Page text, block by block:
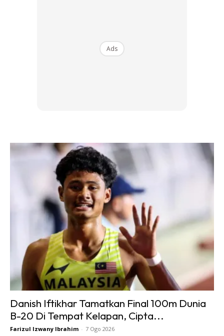
dan dipandang serong oleh
Ads
Filem yang dilakonkan oleh
Nadiya Nissa dan Namron serta
barisan pelakon handalan yang
Ads
Danish Iftikhar Tamatkan Final 100m Dunia
B-20 Di Tempat Kelapan, Cipta...
Farizul Izwany Ibrahim - 7 Ogo 2026